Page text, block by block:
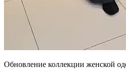
Обновление коллекции женской